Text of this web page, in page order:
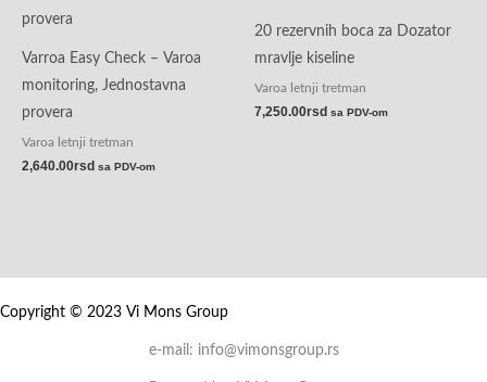
Varroa Easy Check – Varoa
monitoring, Jednostavna
provera
Varoa letnji tretman
2,640.00rsd sa PDV-om
20 rezervnih boca za Dozator
mravlje kiseline
Varoa letnji tretman
7,250.00rsd sa PDV-om
Copyright © 2023 Vi Mons Group
e-mail: info@vimonsgroup.rs